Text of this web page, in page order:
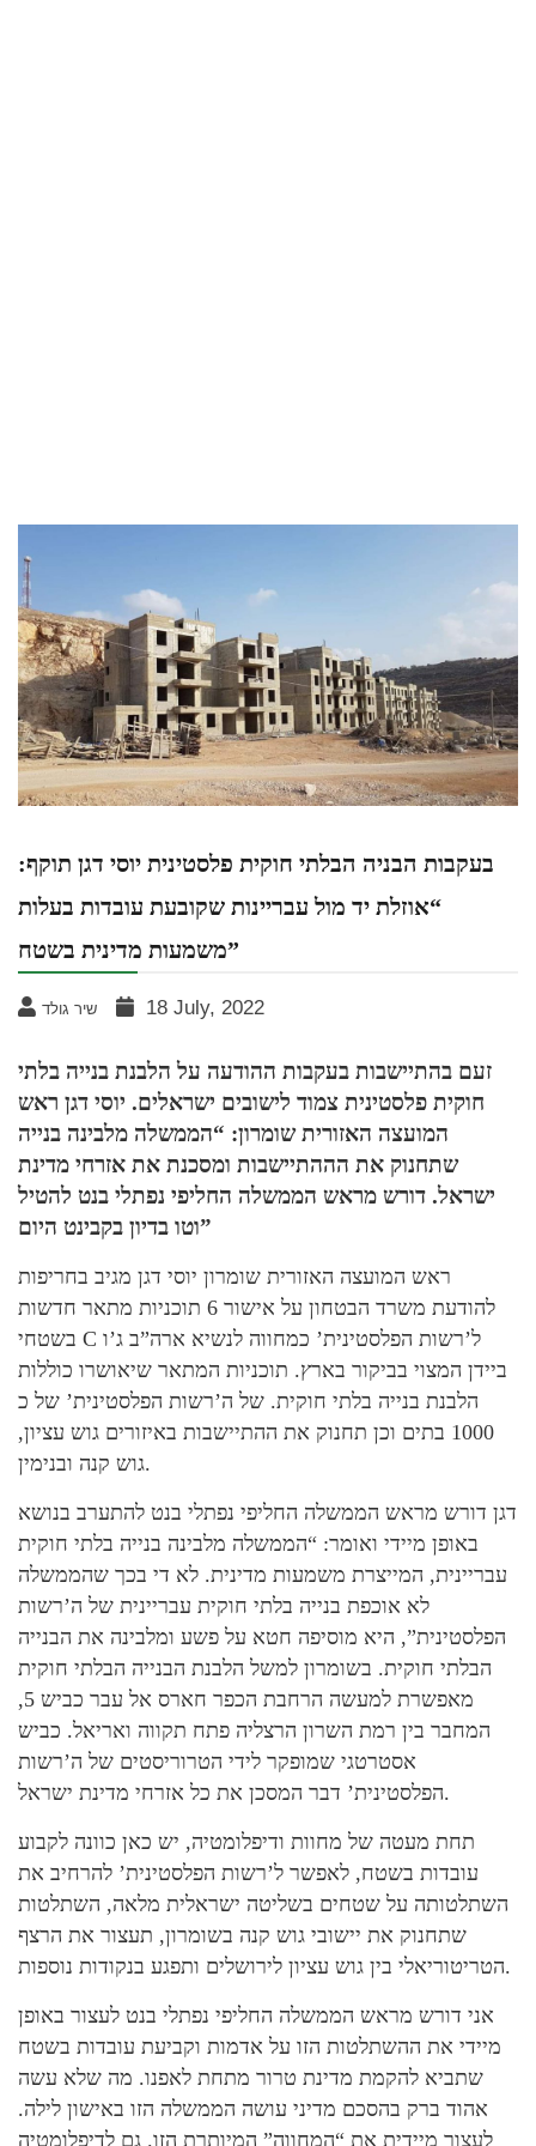
בעקבות הבניה הבלתי חוקית פלסטינית יוסי דגן תוקף:
“אוזלת יד מול עבריינות שקובעת עובדות בעלות
משמעות מדינית בשטח”
שיר גולד 18 July, 2022
זעם בהתיישבות בעקבות ההודעה על הלבנת בנייה בלתי
חוקית פלסטינית צמוד לישובים ישראלים. יוסי דגן ראש
המועצה האזורית שומרון: “הממשלה מלבינה בנייה
שתחנוק את הההתיישבות ומסכנת את אזרחי מדינת
ישראל. דורש מראש הממשלה החליפי נפתלי בנט להטיל
וטו בדיון בקבינט היום”
ראש המועצה האזורית שומרון יוסי דגן מגיב בחריפות
להודעת משרד הבטחון על אישור 6 תוכניות מתאר חדשות
בשטחי C ל’רשות הפלסטינית’ כמחווה לנשיא ארה”ב ג’ו
ביידן המצוי בביקור בארץ. תוכניות המתאר שיאושרו כוללות
הלבנת בנייה בלתי חוקית. של ה’רשות הפלסטינית’ של כ
1000 בתים וכן תחנוק את ההתיישבות באיזורים גוש עציון,
גוש קנה ובנימין.
דגן דורש מראש הממשלה החליפי נפתלי בנט להתערב בנושא
באופן מיידי ואומר: “הממשלה מלבינה בנייה בלתי חוקית
עבריינית, המייצרת משמעות מדינית. לא די בכך שהממשלה
לא אוכפת בנייה בלתי חוקית עבריינית של ה’רשות
הפלסטינית”, היא מוסיפה חטא על פשע ומלבינה את הבנייה
הבלתי חוקית. בשומרון למשל הלבנת הבנייה הבלתי חוקית
מאפשרת למעשה הרחבת הכפר חארס אל עבר כביש 5,
המחבר בין רמת השרון הרצליה פתח תקווה ואריאל. כביש
אסטרטגי שמופקר לידי הטרוריסטים של ה’רשות
הפלסטינית’ דבר המסכן את כל אזרחי מדינת ישראל.
תחת מעטה של מחוות ודיפלומטיה, יש כאן כוונה לקבוע
עובדות בשטח, לאפשר ל’רשות הפלסטינית’ להרחיב את
השתלטותה על שטחים בשליטה ישראלית מלאה, השתלטות
שתחנוק את יישובי גוש קנה בשומרון, תעצור את הרצף
הטריטוריאלי בין גוש עציון לירושלים ותפגע בנקודות נוספות.
אני דורש מראש הממשלה החליפי נפתלי בנט לעצור באופן
מיידי את ההשתלטות הזו על אדמות וקביעת עובדות בשטח
שתביא להקמת מדינת טרור מתחת לאפנו. מה שלא עשה
אהוד ברק בהסכם מדיני עושה הממשלה הזו באישון לילה.
לעצור מיידית את “המחווה” המיותרת הזו. גם לדיפלומטיה